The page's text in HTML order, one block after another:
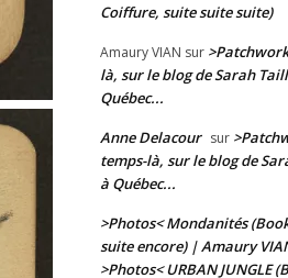
Coiffure, suite suite suite)
Amaury VIAN sur
là, sur le blog de Sarah
Québec...
Anne Delacour sur
temps-là, sur le blog de
à Québec...
>Photos< Mondanités
suite encore) | Amaury
>Photos< URBAN JUNGLE